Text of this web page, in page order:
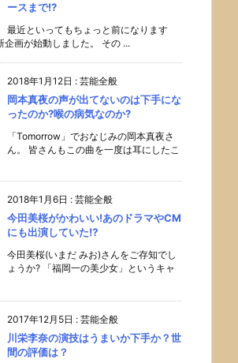
ースまで!?
最近といってもちょっと前になります
企画が始動しました。 その ...
2018年1月12日 : 芸能全般
岡本真夜の声が出てないのは下手にな
ったのか?喉の病気なのか?
「Tomorrow」でおなじみの岡本真夜さ
ん。 皆さんもこの曲を一度は耳にしたこ
2018年1月6日 : 芸能全般
今田美桜がかわいい!あのドラマやCM
にも出演していた⁉︎
今田美桜(いまだ みお)さんをご存知でし
ょうか? 「福岡一の美少女」というキャ
2017年12月5日 : 芸能全般
川栄李奈の演技はうまいか下手か？世
間の評価は？